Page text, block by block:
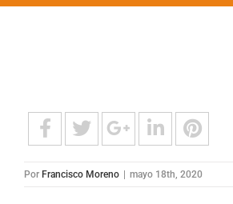
Por Francisco Moreno | mayo 18th, 2020